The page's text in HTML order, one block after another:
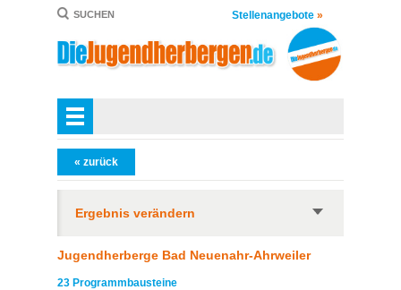
SUCHEN Stellenangebote »
« zurück
Ergebnis verändern
Jugendherberge Bad Neuenahr-Ahrweiler
23 Programmbausteine